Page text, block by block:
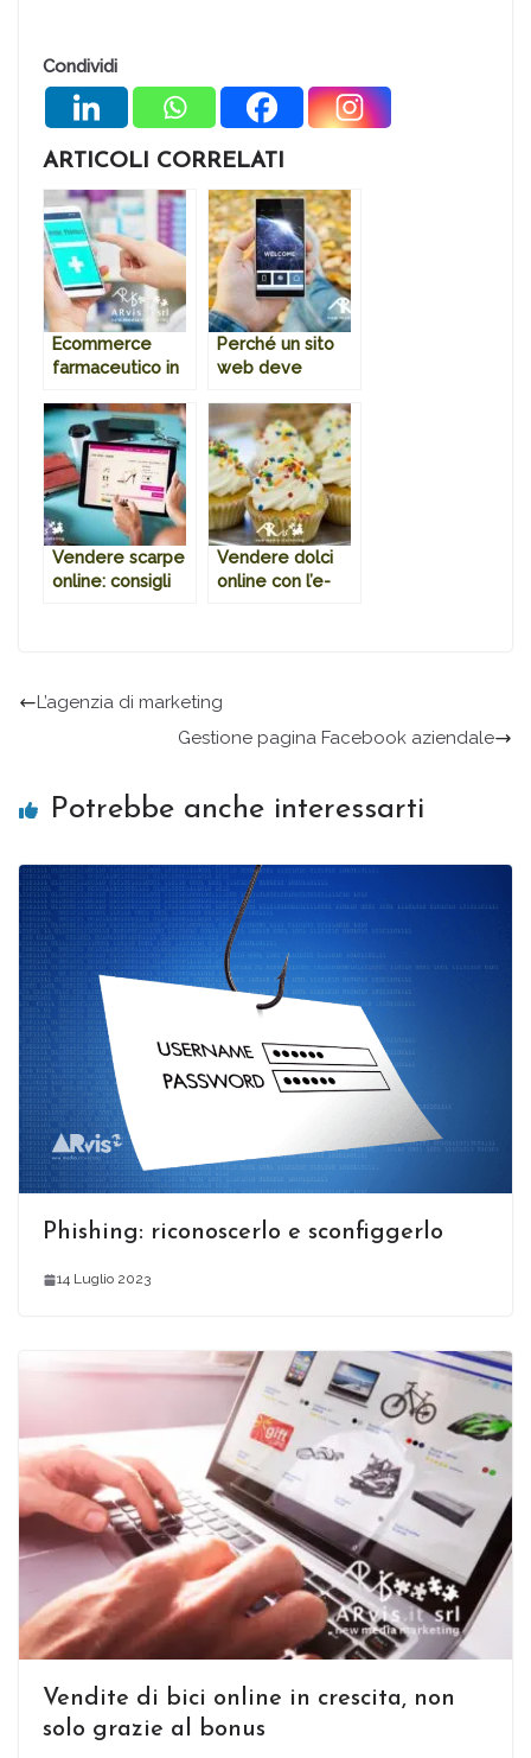
Condividi
ARTICOLI CORRELATI
Ecommerce
farmaceutico in
dinamico
Perché un sito
web deve
first
Vendere scarpe
online: consigli
Vendere dolci
online con l’e-
L’agenzia di marketing
Gestione pagina Facebook aziendale
Potrebbe anche interessarti
Phishing: riconoscerlo e sconfiggerlo
14 Luglio 2023
Vendite di bici online in crescita, non
solo grazie al bonus